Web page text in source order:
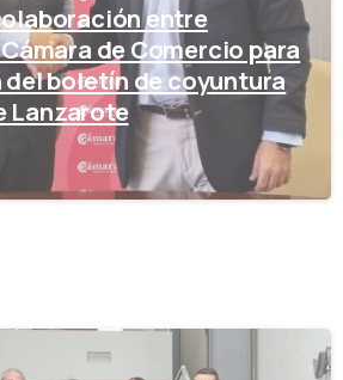
entre
de Comercio para
boletín de coyuntura
Lanzarote